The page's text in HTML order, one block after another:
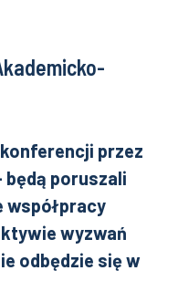
przez
będą poruszali
współpracy
wyzwań
odbędzie się w